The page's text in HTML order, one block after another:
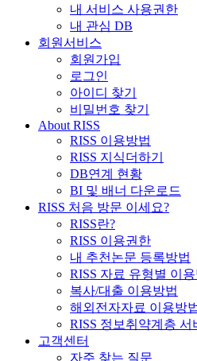
내 서비스 사용권한
내 관심 DB
회원서비스
회원가입
로그인
아이디 찾기
비밀번호 찾기
About RISS
RISS 이용방법
RISS 지식더하기
DB연계 현황
BI 및 배너 다운로드
RISS 처음 방문 이세요?
RISS란?
RISS 이용권한
내 추천논문 등록방법
RISS 자료 유형별 이
복사/대출 이용방법
해외전자자료 이용방
RISS 정보취약계층 서
고객센터
자주 찾는 질문